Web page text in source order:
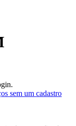
sem um cadastro